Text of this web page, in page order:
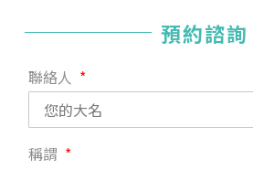
預約諮詢
聯絡人
稱謂